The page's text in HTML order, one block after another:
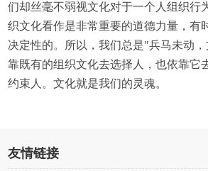
们却丝毫不弱视文化对于一个人组织行
织文化看作是非常重要的道德力量，有
决定性的。所以，我们总是"兵马未动
靠既有的组织文化去选择人，也依靠它
约束人。文化就是我们的灵魂。
友情链接